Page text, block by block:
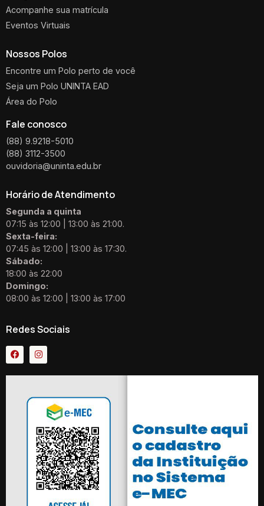
Acompanhe sua matrícula
Eventos Virtuais
Nossos Polos
Encontre um Polo perto de você
Seja um Polo UNINTA EAD
Área do Polo
Fale conosco
(88) 9.9218-5010
(88) 3112-3500
ouvidoria@uninta.edu.br
Horário de Atendimento
Segunda a quinta
07:15 às 12:00 | 13:00 às 21:00.
Sexta-feira:
07:45 às 12:00 | 13:00 às 17:30.
Sábado:
18:00 às 22:00
Domingo:
08:00 às 12:00 | 13:00 às 17:00
Redes Sociais